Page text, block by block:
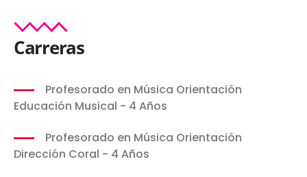
Carreras
Profesorado en Música Orientación
Educación Musical - 4 Años
Profesorado en Música Orientación
Dirección Coral - 4 Años